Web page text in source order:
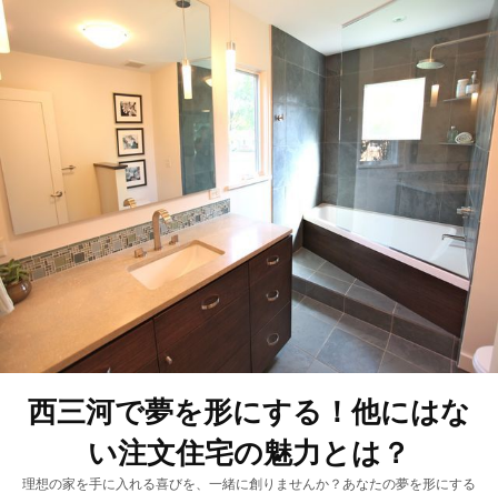
西三河で夢を形にする！他にはな
い注文住宅の魅力とは？
理想の家を手に入れる喜びを、一緒に創りませんか？あなたの夢を形にする